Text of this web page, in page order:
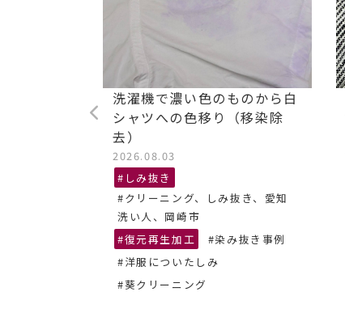
洗濯機で濃い色のものから白
シャツへの色移り（移染除
去）
2026.08.03
#しみ抜き
#クリーニング、しみ抜き、愛知
洗い人、岡崎市
#復元再生加工
#染み抜き事例
#洋服についたしみ
#葵クリーニング